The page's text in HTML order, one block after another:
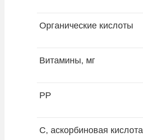
Органические кислоты
Витамины, мг
PP
С, аскорбиновая кислота